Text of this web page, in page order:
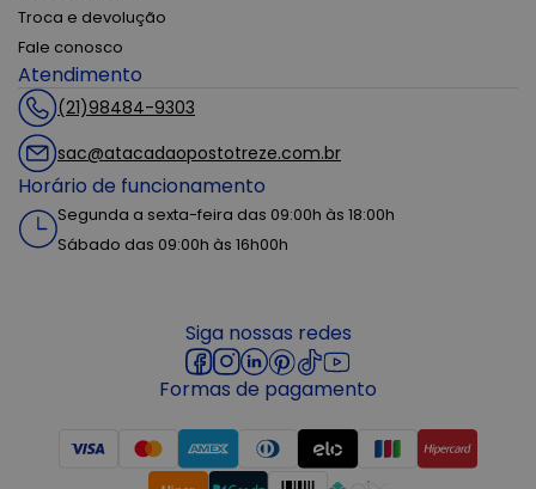
Troca e devolução
Fale conosco
Atendimento
(21)98484-9303
sac@atacadaopostotreze.com.br
Horário de funcionamento
Segunda a sexta-feira das 09:00h às 18:00h
Sábado das 09:00h às 16h00h
Siga nossas redes
Formas de pagamento